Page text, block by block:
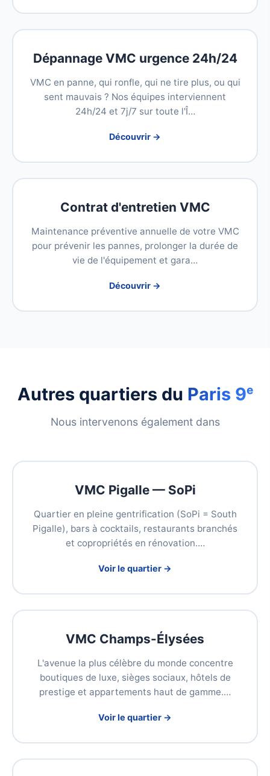
Dépannage VMC urgence 24h/24
VMC en panne, qui ronfle, qui ne tire plus, ou qui
sent mauvais ? Nos équipes interviennent
24h/24 et 7j/7 sur toute l'Î…
Découvrir →
Contrat d'entretien VMC
Maintenance préventive annuelle de votre VMC
pour prévenir les pannes, prolonger la durée de
vie de l'équipement et gara…
Découvrir →
Autres quartiers du Paris 9ᵉ
Nous intervenons également dans
VMC Pigalle — SoPi
Quartier en pleine gentrification (SoPi = South
Pigalle), bars à cocktails, restaurants branchés
et copropriétés en rénovation.…
Voir le quartier →
VMC Champs-Élysées
L'avenue la plus célèbre du monde concentre
boutiques de luxe, sièges sociaux, hôtels de
prestige et appartements haut de gamme.…
Voir le quartier →